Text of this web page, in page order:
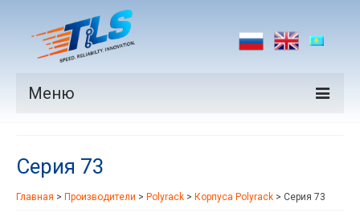
Меню
Производители
Рынки
Серия 73
Главная > Производители > Polyrack > Корпуса Polyrack > Серия 73